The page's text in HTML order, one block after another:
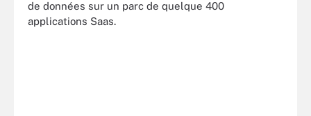
de données sur un parc de quelque 400
applications Saas.